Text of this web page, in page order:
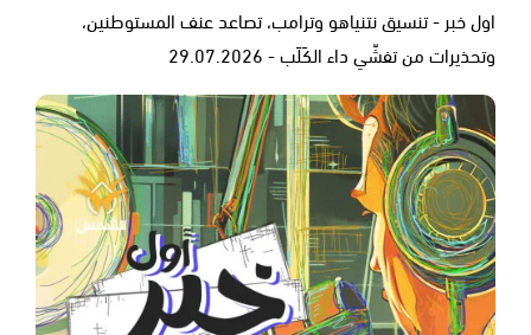
اول خبر - تنسيق نتنياهو وترامب، تصاعد عنف المستوطنين،
وتحذيرات من تفشّي داء الكَلَب - 29.07.2026